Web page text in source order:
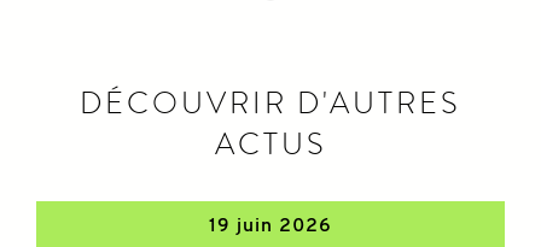
DÉCOUVRIR D'AUTRES
ACTUS
19 juin 2026